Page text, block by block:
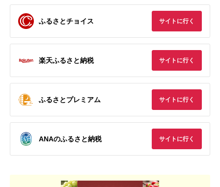
ふるさとチョイス サイトに行く
楽天ふるさと納税 サイトに行く
ふるさとプレミアム サイトに行く
ANAのふるさと納税 サイトに行く